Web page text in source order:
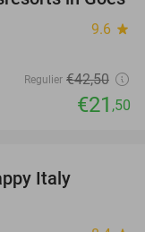
9.6 star
Regulier €42,50
€21 ,50
Italy